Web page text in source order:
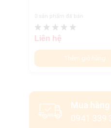
0 sản phẩm đã bán
Liên hệ
Thêm giỏ hàng
Mua
0941 339